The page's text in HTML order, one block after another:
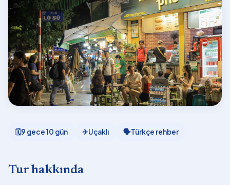
🗓9 gece 10 gün ✈Uçaklı 🗣Türkçe rehber
Tur hakkında